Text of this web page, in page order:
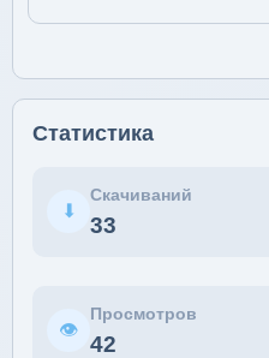
Статистика
⬇
Скачиваний
33
👁
Просмотров
42